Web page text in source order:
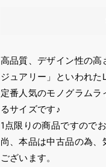
高品質、デザイン性の
ジュアリー」といわれた
定番人気のモノグラム
るサイズです♪
1点限りの商品ですので
尚、本品は中古品の為
ございます。